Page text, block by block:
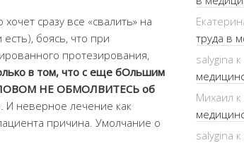
сразу все «свалить» на
боясь, что при
протезирования,
в том, что с еще бОльшим
НЕ ОБМОЛВИТЕСЬ об
И неверное лечение как
причина. Умолчание о
труда в
salygina
Михаил
salygina